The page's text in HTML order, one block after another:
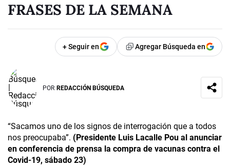
FRASES DE LA SEMANA
+ Seguir en Agregar Búsqueda en
POR REDACCIÓN BÚSQUEDA
“Sacamos uno de los signos de interrogación que a todos
nos preocupaba”. (Presidente Luis Lacalle Pou al anunciar
en conferencia de prensa la compra de vacunas contra el
Covid-19, sábado 23)